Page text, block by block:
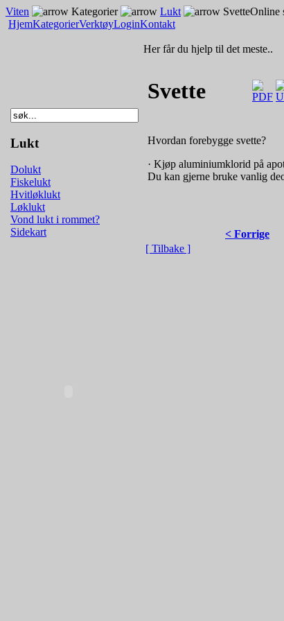
Viten Kategorier Lukt SvetteOnline
HjemKategorierVerktøyLoginKontakt
Lukt
Dolukt
Fiskelukt
Hvitløklukt
Løklukt
Vond lukt i rommet?
Sidekart
Her får du hjelp til det meste..
Svette
Hvordan forebygge svette?
· Kjøp aluminiumklorid på
Du kan gjerne bruke vanlig
< Forrige
[ Tilbake ]